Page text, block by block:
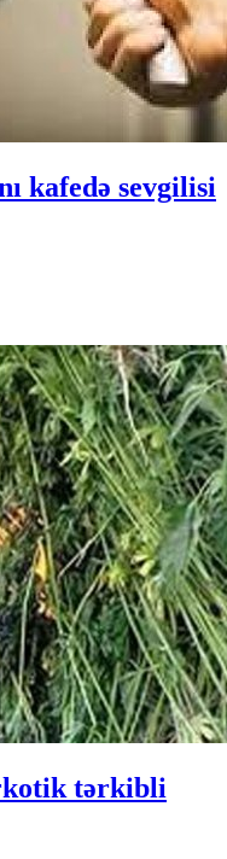
kafedə sevgilisi
tərkibli